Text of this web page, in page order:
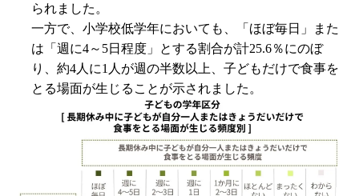
られました。
一方で、小学校低学年においても、「ほぼ毎日」また
は「週に4～5日程度」とする割合が計25.6％にのぼ
り、約4人に1人が週の半数以上、子どもだけで食事を
とる場面が生じることが示されました。